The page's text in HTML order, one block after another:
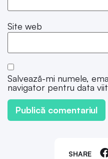
SHARE
Site web
Salvează-mi numele,
navigator pentru data